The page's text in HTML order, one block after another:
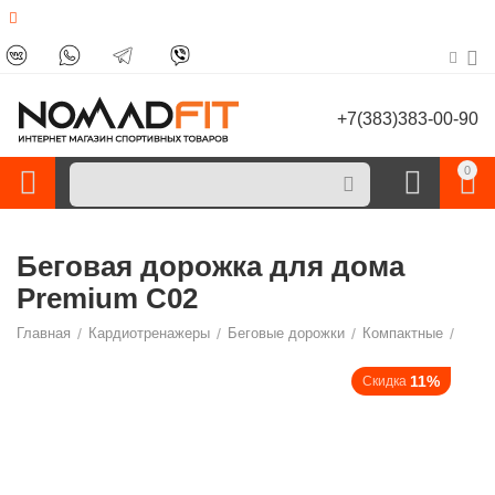
+7(383)383-00-90
0
Беговая дорожка для дома
Premium C02
Главная / Кардиотренажеры / Беговые дорожки / Компактные /
Скидка 11%